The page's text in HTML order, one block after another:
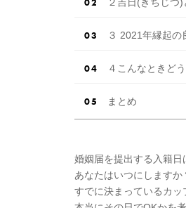
３ 2021年縁起
４こんなときど
まとめ
婚姻届を提出する入籍日
あなたはいつにしますか
すでに決まっているカッ